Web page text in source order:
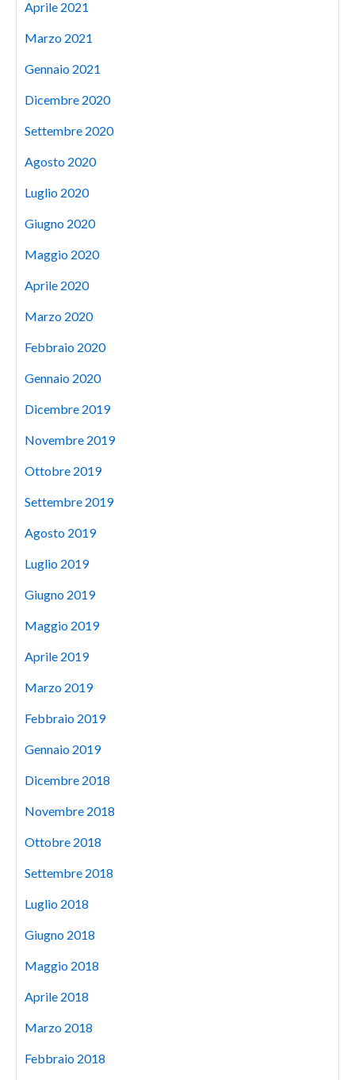
Aprile 2021
Marzo 2021
Gennaio 2021
Dicembre 2020
Settembre 2020
Agosto 2020
Luglio 2020
Giugno 2020
Maggio 2020
Aprile 2020
Marzo 2020
Febbraio 2020
Gennaio 2020
Dicembre 2019
Novembre 2019
Ottobre 2019
Settembre 2019
Agosto 2019
Luglio 2019
Giugno 2019
Maggio 2019
Aprile 2019
Marzo 2019
Febbraio 2019
Gennaio 2019
Dicembre 2018
Novembre 2018
Ottobre 2018
Settembre 2018
Luglio 2018
Giugno 2018
Maggio 2018
Aprile 2018
Marzo 2018
Febbraio 2018